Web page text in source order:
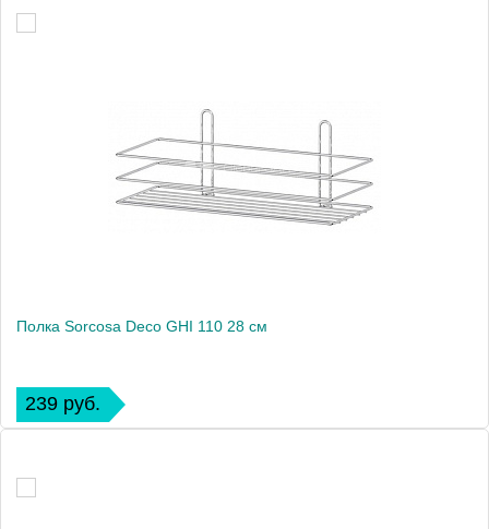
Полка Sorcosa Deco GHI 110 28 см
239 руб.